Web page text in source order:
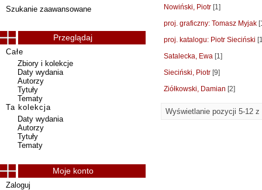
Nowiński, Piotr [1]
proj. graficzny: Tomasz Myjak
proj. katalogu: Piotr Sieciński
Satalecka, Ewa [1]
Sieciński, Piotr [9]
Ziółkowski, Damian [2]
Wyświetlanie pozycji 5-12 z
Szukanie zaawansowane
Przeglądaj
Całe
Zbiory i kolekcje
Daty wydania
Autorzy
Tytuły
Tematy
Ta kolekcja
Daty wydania
Autorzy
Tytuły
Tematy
Moje konto
Zaloguj